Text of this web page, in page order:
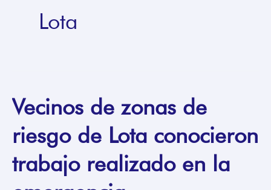
Lota
Vecinos de zonas de
riesgo de Lota conocieron
trabajo realizado en la
Vecinos
de
zonas
riesgo